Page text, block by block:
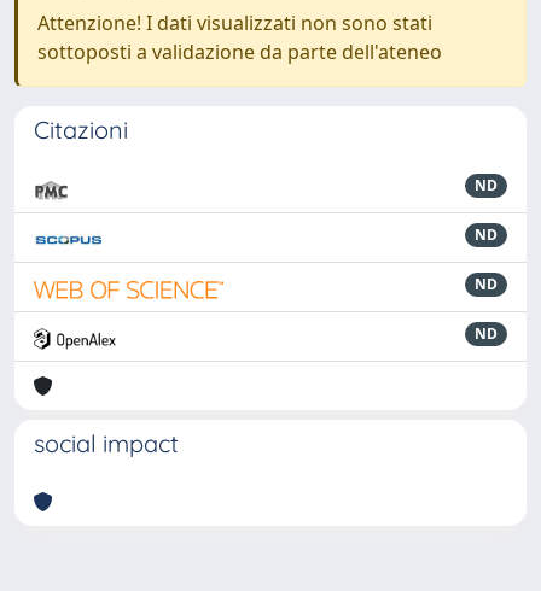
Attenzione! I dati visualizzati non sono stati
sottoposti a validazione da parte dell'ateneo
Citazioni
ND
ND
ND
ND
social impact